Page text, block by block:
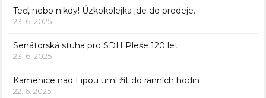
Teď, nebo nikdy! Úzkokolejka jde do prodeje.
23. 6. 2025
Senátorská stuha pro SDH Pleše 120 let
23. 6. 2025
Kamenice nad Lipou umí žít do ranních hodin
22. 6. 2025